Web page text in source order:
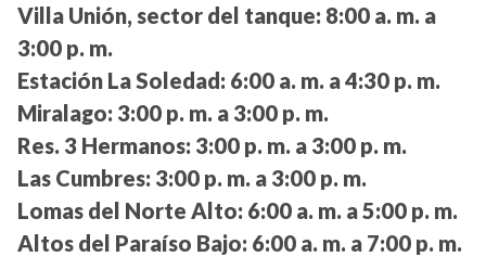
Villa Unión, sector del tanque: 8:00 a. m. a
3:00 p. m.
Estación La Soledad: 6:00 a. m. a 4:30 p. m.
Miralago: 3:00 p. m. a 3:00 p. m.
Res. 3 Hermanos: 3:00 p. m. a 3:00 p. m.
Las Cumbres: 3:00 p. m. a 3:00 p. m.
Lomas del Norte Alto: 6:00 a. m. a 5:00 p. m.
Altos del Paraíso Bajo: 6:00 a. m. a 7:00 p. m.